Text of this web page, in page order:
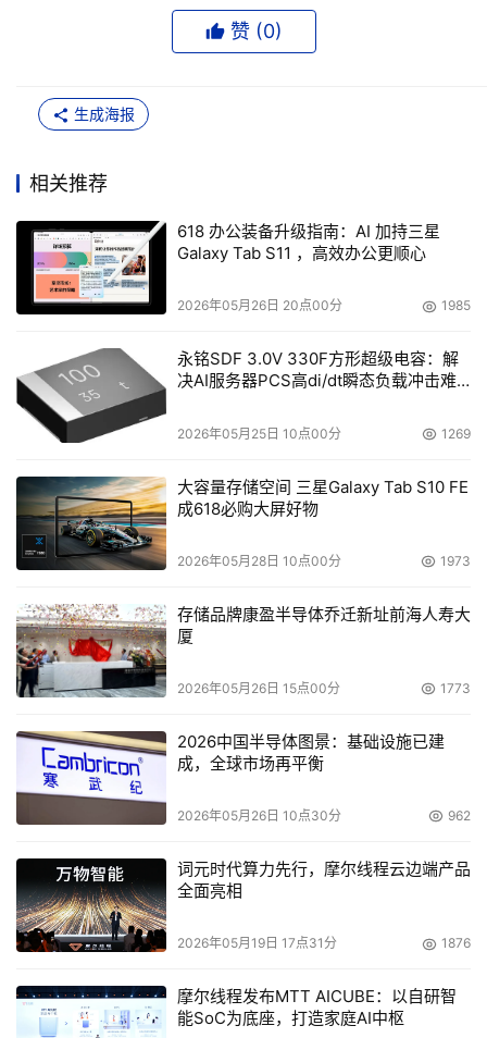
赞 (0)
生成海报
相关推荐
618 办公装备升级指南：AI 加持三星
Galaxy Tab S11 ，高效办公更顺心
2026年05月26日 20点00分 1985
永铭SDF 3.0V 330F方形超级电容：解
决AI服务器PCS高di/dt瞬态负载冲击难
2026年05月25日 10点00分 1269
大容量存储空间 三星Galaxy Tab S10 FE
成618必购大屏好物
2026年05月28日 10点00分 1973
存储品牌康盈半导体乔迁新址前海人寿大
厦
2026年05月26日 15点00分 1773
2026中国半导体图景：基础设施已建
成，全球市场再平衡
2026年05月26日 10点30分 962
词元时代算力先行，摩尔线程云边端产品
全面亮相
2026年05月19日 17点31分 1876
摩尔线程发布MTT AICUBE：以自研智
能SoC为底座，打造家庭AI中枢